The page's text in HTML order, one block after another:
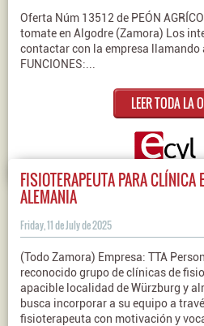
Oferta Núm 13512 de PEÓN
tomate en Algodre (Zamora) Los
contactar con la empresa llamando
FUNCIONES:...
LEER TODA LA
FISIOTERAPEUTA PARA CLÍNICA
ALEMANIA
Friday, 11 de July de 2025
(Todo Zamora) Empresa: TTA
reconocido grupo de clínicas de
apacible localidad de Würzburg y
busca incorporar a su equipo a
fisioterapeuta con motivación y